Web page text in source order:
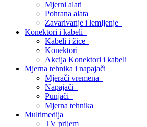
Mjerni alati
Pohrana alata
Zavarivanje i lemljenje
Konektori i kabeli
Kabeli i žice
Konektori
Akcija Konektori i kabeli
Mjerna tehnika i napajači
Mjerači vremena
Napajači
Punjači
Mjerna tehnika
Multimedija
TV prijem